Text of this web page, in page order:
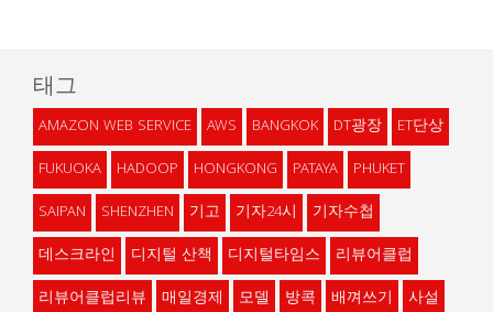
태그
AMAZON WEB SERVICE AWS BANGKOK DT광장
ET단상
FUKUOKA
HADOOP HONGKONG PATAYA
PHUKET
SAIPAN
SHENZHEN 기고 기자24시
기자수첩
데스크라인
디지털 산책 디지털타임스
리뷰어클럽
리뷰어클럽리뷰
매일경제 모델 방콕 배껴쓰기
사설